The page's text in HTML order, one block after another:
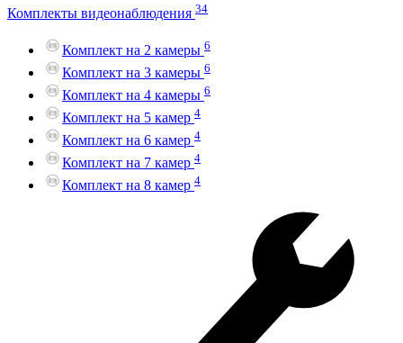
Комплекты видеонаблюдения 34
Комплект на 2 камеры 6
Комплект на 3 камеры 6
Комплект на 4 камеры 6
Комплект на 5 камер 4
Комплект на 6 камер 4
Комплект на 7 камер 4
Комплект на 8 камер 4